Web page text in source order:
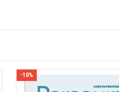
-10%